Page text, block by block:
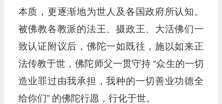
本质，更逐渐地为世人及各国政府所认知。
被佛教各教派的法王、摄政王、大活佛们一
致认证附议后，佛陀一如既往，施以如来正
法传教于世，佛陀师父一贯守持 “众生的一切
造业罪过由我承担，我种的一切善业功德全
给你们” 的佛陀行愿，行化于世。